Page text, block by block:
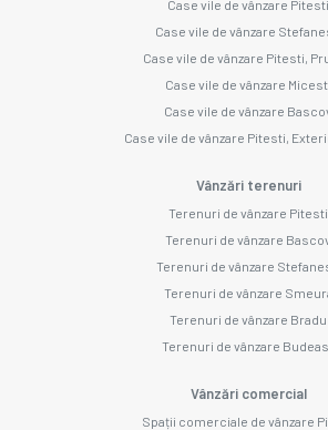
Case vile de vânzare Pitesti
Case vile de vânzare
Case vile de vânzare Pitesti,
Case vile de vânzare
Case vile de vânzare
Case vile de vânzare Pitesti,
Vânzări terenuri
Terenuri de vânzare Pitesti
Terenuri de vânzare
Terenuri de vânzare
Terenuri de vânzare
Terenuri de vânzare Bradu
Terenuri de vânzare
Vânzări comercial
Spații comerciale de vânzare